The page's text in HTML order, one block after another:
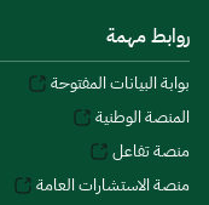
روابط مهمة
بوابة البيانات المفتوحة
المنصة الوطنية
منصة تفاعل
منصة الاستشارات العامة